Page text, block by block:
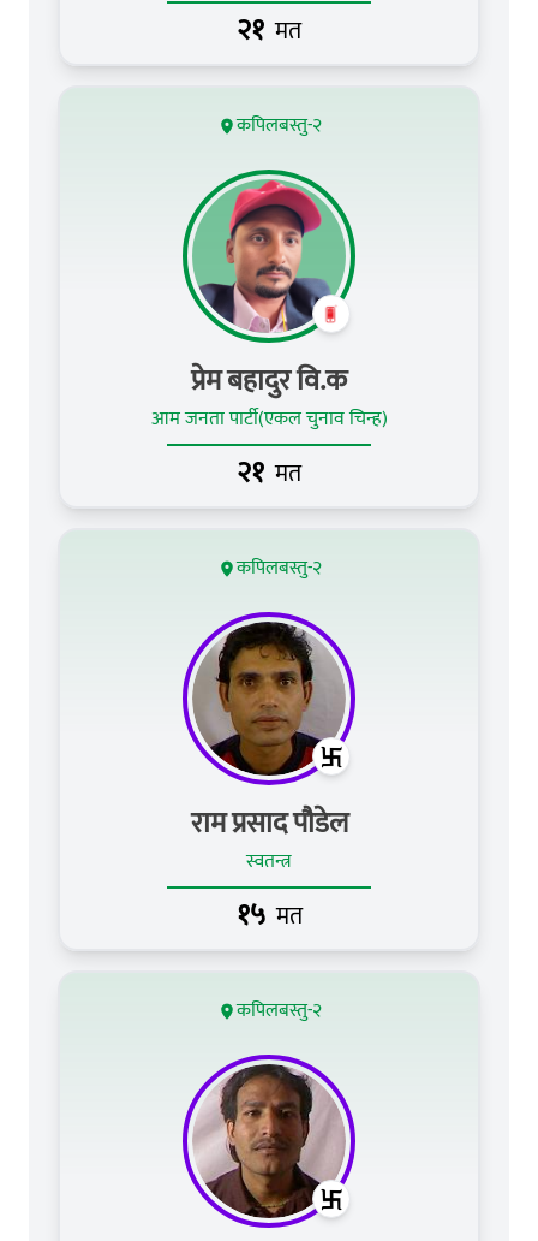
२१ मत
कपिलबस्तु-२
प्रेम बहादुर वि.क
आम जनता पार्टी(एकल चुनाव चिन्ह)
२१ मत
कपिलबस्तु-२
राम प्रसाद पौडेल
स्वतन्त्र
१५ मत
कपिलबस्तु-२